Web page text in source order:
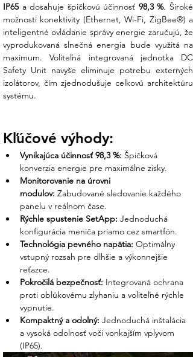
(vstup)
Maximálna
účinnosť
98,3 %
Menovité DC
napätie
750 V (Pevné napätie)
Stupeň ochrany IP65 (Vonkajšia aj vnútorná
inštalácia)
Hmotnosť /
teplota
Čo získate nákupom v Ensun?
Z vášho prieskumu vieme, že SolarEdge je
voľbou pre tých, ktorí hľadajú najvyšší
štandard kontroly nad svojou investíciou.
My v Ensun vám garantujeme odborné
zázemie:
Osobná podpora nášho tímu:
Pomôžeme vám s výberom správnych
optimalizátorov (napr. séria S440) pre
vaše panely, aby celý ekosystém
fungoval bezchybne.
Nastavenie dohľadu:Náš tím vám
pripraví prístup do monitorovacieho
IP65 a dosahuje špičkovú účinnosť 98,3 %. Široké
možnosti konektivity (Ethernet, Wi-Fi, ZigBee®) a
inteligentné ovládanie správy energie zaručujú, že
vyprodukovaná slnečná energia bude využitá na
maximum. Voliteľná integrovaná jednotka DC
Safety Unit navyše eliminuje potrebu externých
izolátorov, čím zjednodušuje celkovú architektúru
systému.
Kľúčové výhody:
Vynikajúca účinnosť 98,3 %: Špičková
konverzia energie pre maximálne zisky.
Monitorovanie na úrovni
modulov: Zabudované sledovanie každého
panelu v reálnom čase.
Rýchle spustenie SetApp: Jednoduchá
konfigurácia meniča priamo cez smartfón.
Technológia pevného napätia: Optimálny
vstupný rozsah pre dlhšie a výkonnejšie
reťazce.
Pokročilá bezpečnosť: Integrovaná ochrana
proti oblúkovému zlyhaniu a voliteľné rýchle
vypnutie.
Kompaktný a odolný: Jednoduchá inštalácia
a vysoká odolnosť voči vonkajším vplyvom
(IP65).